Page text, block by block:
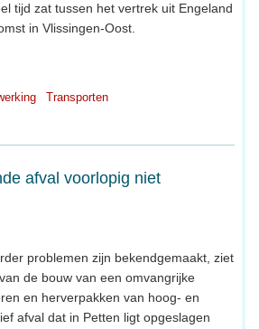
tijd zat tussen het vertrek uit Engeland
in Vlissingen-Oost.
Transporten
afval voorlopig niet
problemen zijn bekendgemaakt, ziet
de bouw van een omvangrijke
en herverpakken van hoog- en
afval dat in Petten ligt opgeslagen